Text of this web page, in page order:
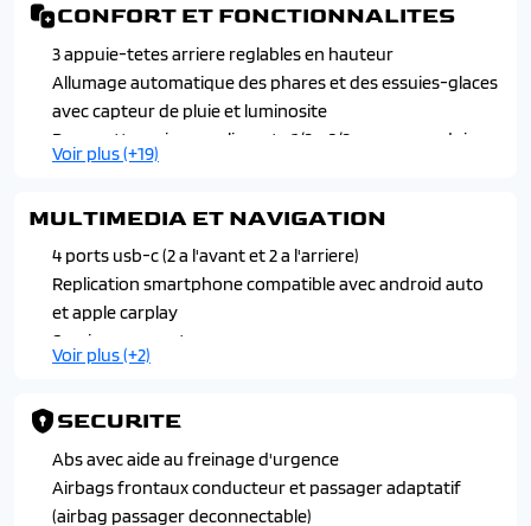
CONFORT ET FONCTIONNALITES
3 appuie-tetes arriere reglables en hauteur
Allumage automatique des phares et des essuies-glaces
avec capteur de pluie et luminosite
Banquette arriere coulissante 1/3 - 2/3 avec accoudoir
central
Chargeur smartphone a induction
Climatisation automatique bi-zone
Console centrale avec repose main coulissant
Eclairage interieur a led
Hayon motorise mains libres
Lumiere d'ambiance personnalisable
Palettes de regeneration d'energie
Pare-soleil conducteur et passager avant avec un miroir
de courtoisie eclaire
Renault multi-sense avec experience de conduite
Voir plus (+19)
MULTIMEDIA ET NAVIGATION
4 ports usb-c (2 a l'avant et 2 a l'arriere)
Replication smartphone compatible avec android auto
et apple carplay
Services connectees
Son arkamys auditorium
navigation avec cartographie europe
Voir plus (+2)
SECURITE
Abs avec aide au freinage d'urgence
Airbags frontaux conducteur et passager adaptatif
(airbag passager deconnectable)